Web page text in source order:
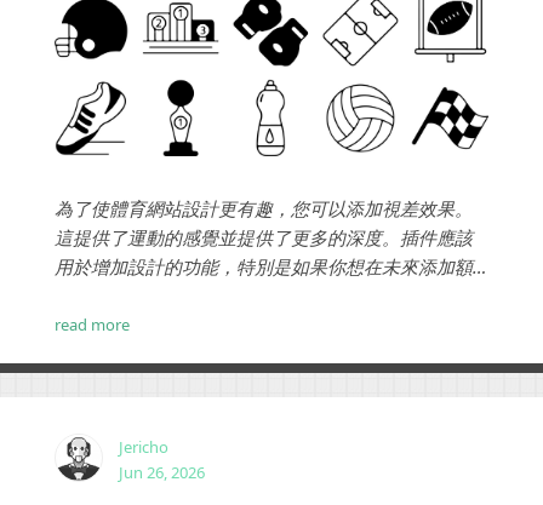
為了使體育網站設計更有趣，您可以添加視差效果。
這提供了運動的感覺並提供了更多的深度。插件應該
用於增加設計的功能，特別是如果你想在未來添加額
read more
Jericho
Jun 26, 2026